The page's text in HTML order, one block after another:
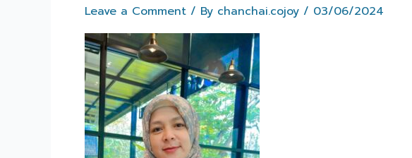
Leave a Comment / By chanchai.cojoy / 03/06/2024